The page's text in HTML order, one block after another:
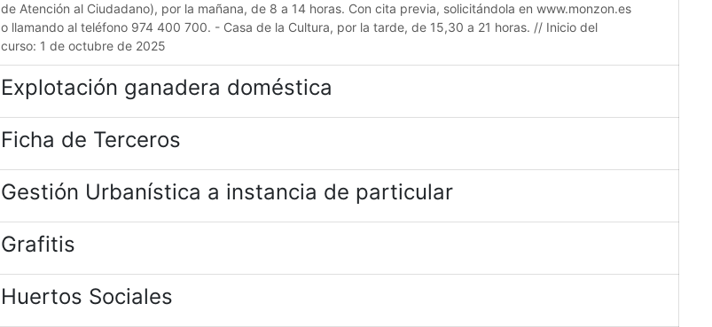
de Atención al Ciudadano), por la mañana, de 8 a 14 horas. Con cita previa, solicitándola en www.monzon.es
o llamando al teléfono 974 400 700. - Casa de la Cultura, por la tarde, de 15,30 a 21 horas. // Inicio del
curso: 1 de octubre de 2025
Explotación ganadera doméstica
Ficha de Terceros
Gestión Urbanística a instancia de particular
Grafitis
Huertos Sociales